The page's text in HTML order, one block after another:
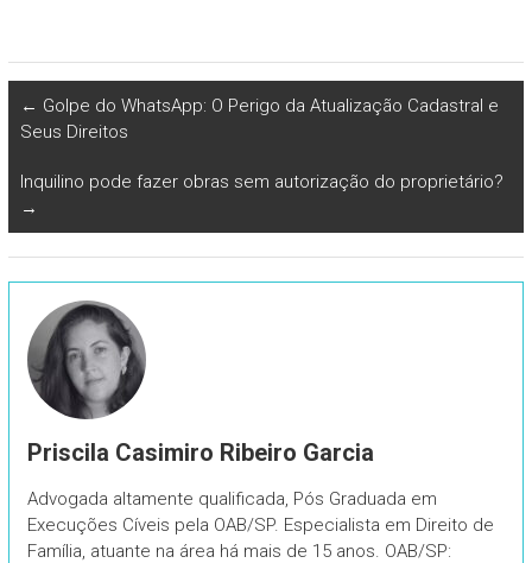
← Golpe do WhatsApp: O Perigo da Atualização Cadastral e
Seus Direitos
Inquilino pode fazer obras sem autorização do proprietário?
→
Priscila Casimiro Ribeiro Garcia
Advogada altamente qualificada, Pós Graduada em
Execuções Cíveis pela OAB/SP. Especialista em Direito de
Família, atuante na área há mais de 15 anos. OAB/SP: